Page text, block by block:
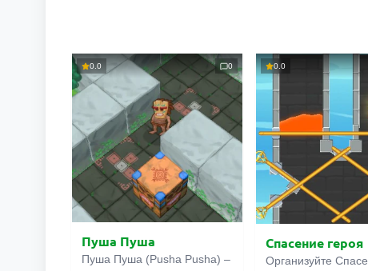
0.0 0
Пуша Пуша
Пуша Пуша (Pusha Pusha) –
0.0
Спасение героя
Организуйте